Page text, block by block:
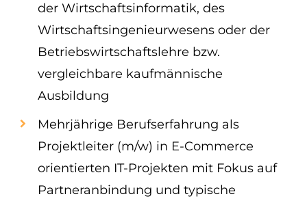
der Wirtschaftsinformatik, des
Wirtschaftsingenieurwesens oder der
Betriebswirtschaftslehre bzw.
vergleichbare kaufmännische
Ausbildung
Mehrjährige Berufserfahrung als
Projektleiter (m/w) in E-Commerce
orientierten IT-Projekten mit Fokus auf
Partneranbindung und typische